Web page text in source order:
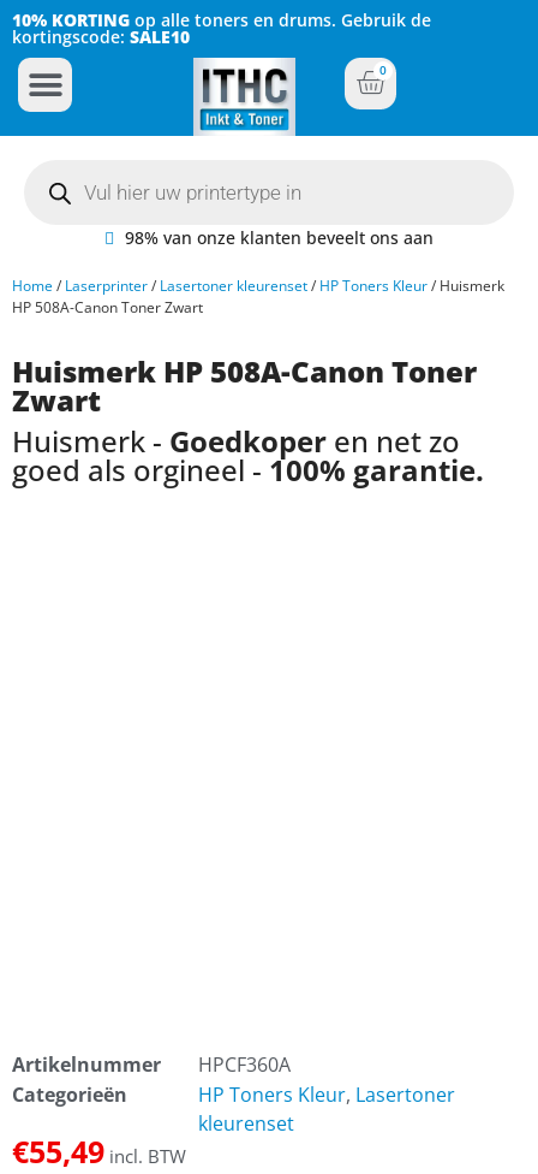
10% KORTING op alle toners en drums. Gebruik de
kortingscode: SALE10
0
98% van onze klanten beveelt ons aan
Home/ Laserprinter/ Lasertoner kleurenset/ HP Toners Kleur/ Huismerk
HP 508A-Canon Toner Zwart
Huismerk HP 508A-Canon Toner
Zwart
Huismerk - Goedkoper en net zo
goed als orgineel - 100% garantie.
Artikelnummer
HPCF360A
Categorieën
HP Toners Kleur, Lasertoner
kleurenset
€55,49 incl. BTW